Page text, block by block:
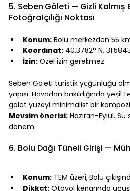
5. Seben Göleti — Gizli Kalmış
Fotoğrafçılığı Noktası
Konum: Bolu merkezden 55
Koordinat: 40.3782° N,
İzin: Özel izin gerekmez
Seben Göleti turistik yoğunluğu
yapısı. Havadan bakıldığında
gölet yüzeyi minimalist bir
Mevsim önerisi: Haziran-Eylül. Su
dönem.
6. Bolu Dağı Tüneli Girişi —
Konum: TEM üzeri, Bolu
Dikkat: Otoyol kenarında